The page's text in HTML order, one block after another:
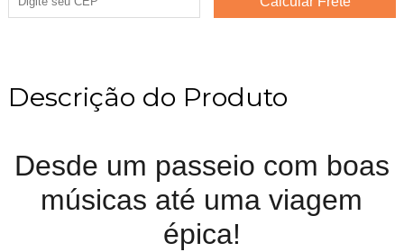
Descrição do Produto
Desde um passeio com boas
músicas até uma viagem
épica!